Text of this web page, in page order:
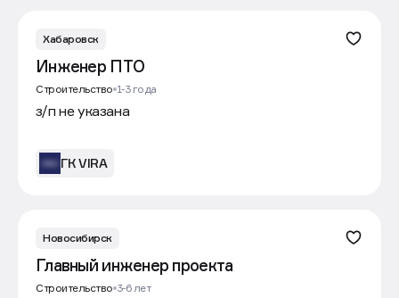
Хабаровск
Инженер ПТО
Строительство 1-3 года
з/п не указана
ГК VIRA
Новосибирск
Главный инженер проекта
Строительство 3-6 лет